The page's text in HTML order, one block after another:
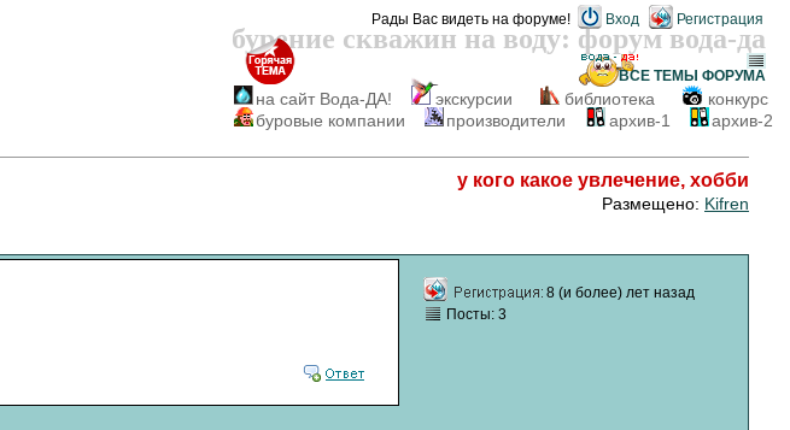
бурение скважин на воду: форум вода-да
Рады Вас видеть на форуме! Вход Регистрация
на сайт Вода-ДА! экскурсии библиотека
конкурс
буровые компании
производители архив-1 архив-2
ВСЕ ТЕМЫ ФОРУМА
у кого какое увлечение, хобби
Размещено: Kifren
8 (и более) лет назад
Посты: 3